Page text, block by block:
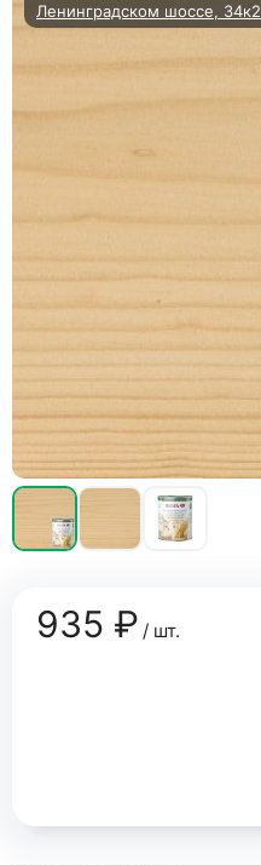
Ленинградском шоссе, 34к2
935 ₽/ шт.